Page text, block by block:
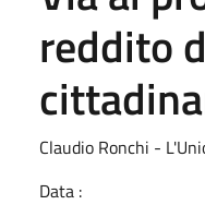
reddito
Claudio Ronchi -
Data :